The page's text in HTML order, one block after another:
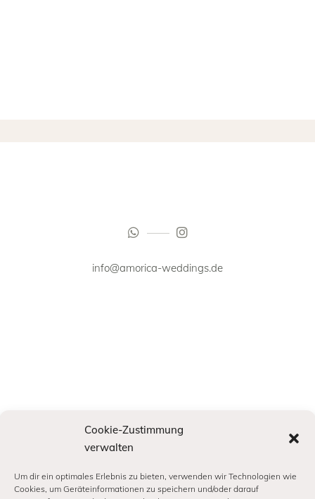
Cookie-Zustimmung
verwalten
Um dir ein optimales Erlebnis zu bieten, verwenden wir Technologien wie
Cookies, um Geräteinformationen zu speichern und/oder darauf
info@amorica-weddings.de